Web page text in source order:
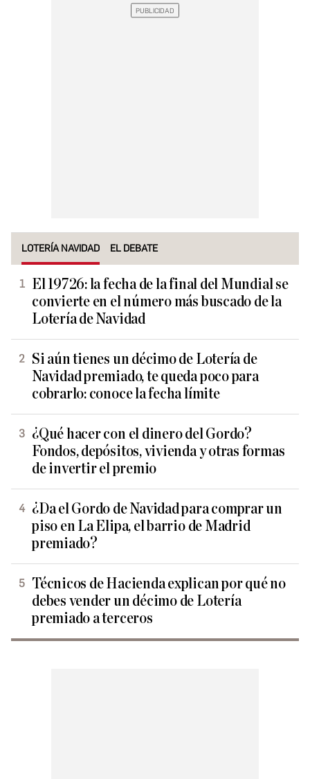
LOTERÍA NAVIDAD EL DEBATE
El 19726: la fecha de la final del Mundial se
convierte en el número más buscado de la
Lotería de Navidad
Si aún tienes un décimo de Lotería de
Navidad premiado, te queda poco para
cobrarlo: conoce la fecha límite
¿Qué hacer con el dinero del Gordo?
Fondos, depósitos, vivienda y otras formas
de invertir el premio
¿Da el Gordo de Navidad para comprar un
piso en La Elipa, el barrio de Madrid
premiado?
Técnicos de Hacienda explican por qué no
debes vender un décimo de Lotería
premiado a terceros